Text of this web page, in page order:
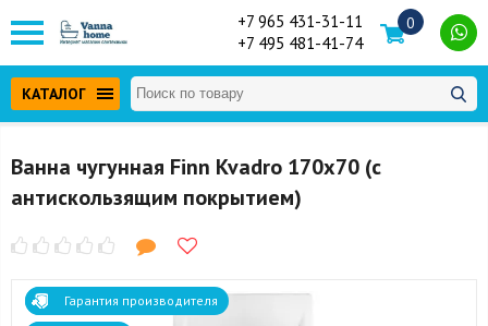
+7 965 431-31-11
+7 495 481-41-74
0
КАТАЛОГ
Ванна чугунная Finn Kvadro 170x70 (с
антискользящим покрытием)
Гарантия производителя